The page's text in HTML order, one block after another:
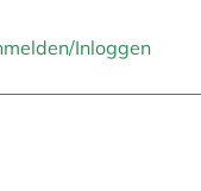
Inloggen